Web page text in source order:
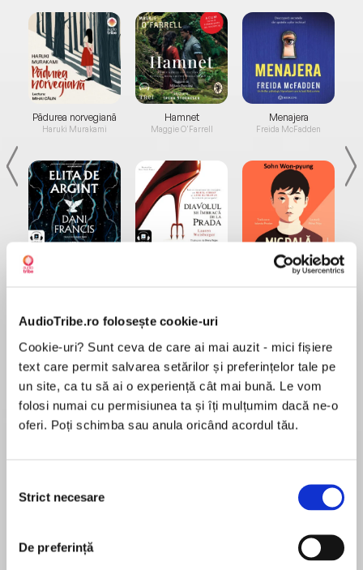
AudioTribe.ro folosește cookie-uri
Cookie-uri? Sunt ceva de care ai mai auzit - mici fișiere
text care permit salvarea setărilor și preferințelor tale pe
un site, ca tu să ai o experiență cât mai bună. Le vom
folosi numai cu permisiunea ta și îți mulțumim dacă ne-o
oferi. Poți schimba sau anula oricând acordul tău.
consimțământului
Strict necesare
De preferință
Pădurea norvegiană
Haruki Murakami
Elita de Argint (Elita
Hamnet
Maggie O'Farrell
Menajera
Freida McFadden
Migdală
Sohn Won-pyung
Desprecarte
"Ea preferă să-l citească pe Dostoievski și să
bea ceai într-o sâmbătă seara decât să meargă
la club, el știe să facă poze alb-negru în care
momente pline în care totul se potrivește
perfect, apoi cu zile tulburătoare, când nu se
suportă. O despărțire prematură, o așteptare
neliniștită, căutări de-a lungul anilor, întâlniri
MAI MULT